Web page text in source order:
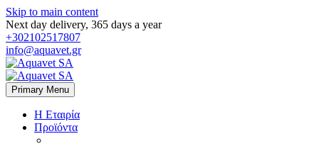
Skip to main content
Next day delivery, 365 days a year
+302102517807
info@aquavet.gr
Primary Menu
Η Εταιρία
Προϊόντα